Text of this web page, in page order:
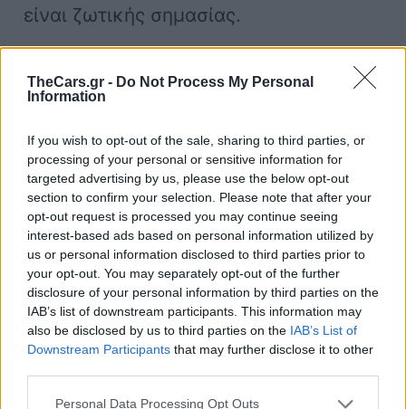
TheCars.gr - Do Not Process My Personal
Information
If you wish to opt-out of the sale, sharing to third parties, or
processing of your personal or sensitive information for
targeted advertising by us, please use the below opt-out
section to confirm your selection. Please note that after your
opt-out request is processed you may continue seeing
interest-based ads based on personal information utilized by
us or personal information disclosed to third parties prior to
your opt-out. You may separately opt-out of the further
disclosure of your personal information by third parties on the
IAB’s list of downstream participants. This information may
also be disclosed by us to third parties on the IAB’s List of
Downstream Participants that may further disclose it to other
Personal Data Processing Opt Outs
είναι ζωτικής σημασίας.
Ωστόσο, αυτό δεν βοήθησε τη Ferrari,
καθώς εξακολουθούσε να μην έχει
στροφή των κατατακτήριων δοκιμών, ο
Leclerc έπρεπε να γκαζώσει
περισσότερο από τις Red Bull,
Mercedes και McLaren.
Άλλες σημαντικές αλλαγές στην SF-24
είναι ορατές στα πλαϊνά μαρσπιέ,
ειδικά κάτω από αυτά. Οι γραμμές των
sidepods έχουν αλλάξει,